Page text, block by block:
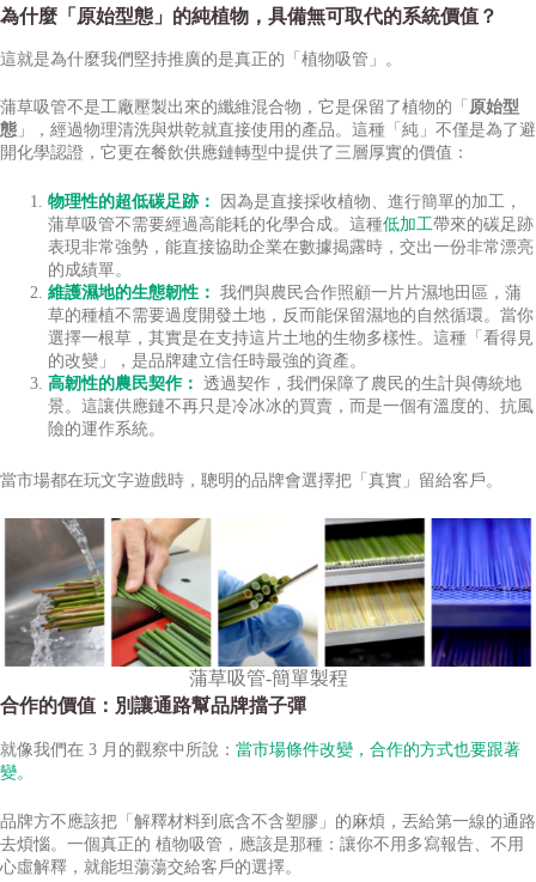
為什麼「原始型態」的純植物，具備無可取代的系統價值？
這就是為什麼我們堅持推廣的是真正的「植物吸管」。
蒲草吸管不是工廠壓製出來的纖維混合物，它是保留了植物的「 原始型
態 」，經過物理清洗與烘乾就直接使用的產品。這種「純」不僅是為了避
開化學認證，它更在餐飲供應鏈轉型中提供了三層厚實的價值：
物理性的超低碳足跡：
因為是直接採收植物、進行簡單的加工，
蒲草吸管不需要經過高能耗的化學合成。這種低加工帶來的碳足跡
表現非常強勢，能直接協助企業在數據揭露時，交出一份非常漂亮
的成績單。
維護濕地的生態韌性： 我們與農民合作照顧一片片濕地田區，蒲
草的種植不需要過度開發土地，反而能保留濕地的自然循環。當你
選擇一根草，其實是在支持這片土地的生物多樣性。這種「看得見
的改變」，是品牌建立信任時最強的資產。
高韌性的農民契作： 透過契作，我們保障了農民的生計與傳統地
景。這讓供應鏈不再只是冷冰冰的買賣，而是一個有溫度的、抗風
險的運作系統。
當市場都在玩文字遊戲時，聰明的品牌會選擇把「真實」留給客戶。
蒲草吸管-簡單製程
合作的價值：別讓通路幫品牌擋子彈
就像我們在 3 月的觀察中所說： 當市場條件改變，合作的方式也要跟著
變。
品牌方不應該把「解釋材料到底含不含塑膠」的麻煩，丟給第一線的通路
去煩惱。一個真正的 植物吸管，應該是那種：讓你不用多寫報告、不用
心虛解釋，就能坦蕩蕩交給客戶的選擇。